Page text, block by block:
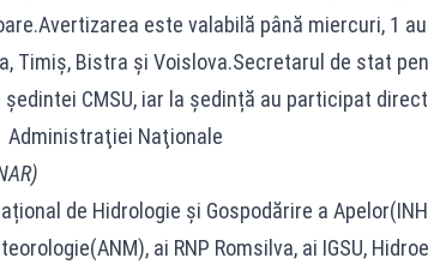
este valabilă până miercuri, 1
Timiș, Bistra și Voislova.Secretarul de stat
CMSU, iar la ședință au participat
Naţionale
de Hidrologie și Gospodărire a
ai RNP Romsilva, ai IGSU,